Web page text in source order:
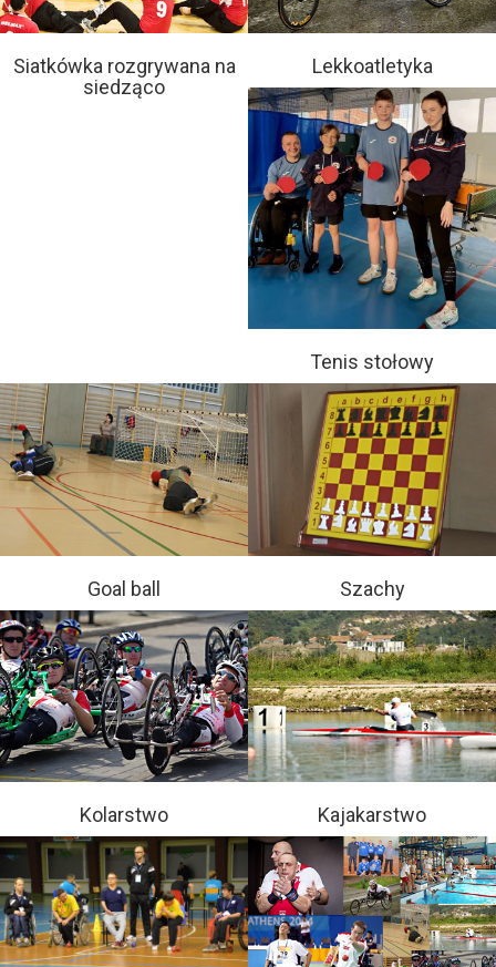
Siatkówka rozgrywana na
siedząco
Lekkoatletyka
Tenis stołowy
Goal ball Szachy
Kolarstwo Kajakarstwo